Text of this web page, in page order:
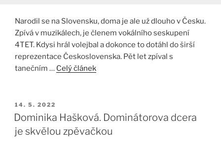
Narodil se na Slovensku, doma je ale už dlouho v Česku.
Zpívá v muzikálech, je členem vokálního seskupení
4TET. Kdysi hrál volejbal a dokonce to dotáhl do širší
reprezentace Československa. Pět let zpíval s
tanečním … Celý článek
PUBLIKOVÁNO
14. 5. 2022
Dominika Hašková. Dominátorova dcera
je skvělou zpěvačkou